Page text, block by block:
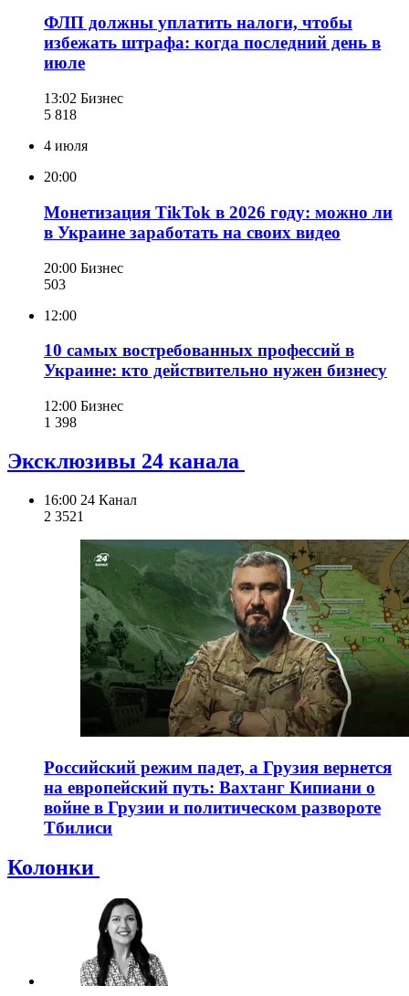
ФЛП должны уплатить налоги, чтобы
избежать штрафа: когда последний день в
июле
13:02 Бизнес
5 818
4 июля
20:00
Монетизация TikTok в 2026 году: можно ли
в Украине заработать на своих видео
20:00 Бизнес
503
12:00
10 самых востребованных профессий в
Украине: кто действительно нужен бизнесу
12:00 Бизнес
1 398
Эксклюзивы 24 канала
16:00 24 Канал
2 3521
Российский режим падет, а Грузия вернется
на европейский путь: Вахтанг Кипиани о
войне в Грузии и политическом развороте
Тбилиси
Колонки